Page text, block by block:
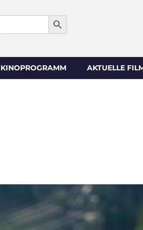
SEARCH BUTTON
KINOPROGRAMM AKTUELLE